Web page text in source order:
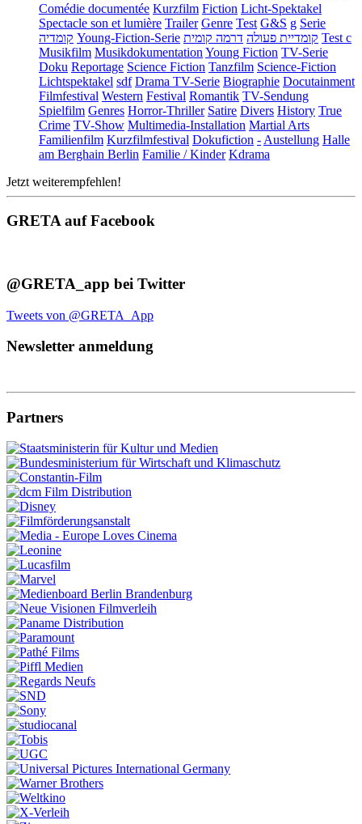
Comédie documentée Kurzfilm Fiction Licht-Spektakel
Spectacle son et lumière Trailer Genre Test G&S g Serie
קומדיה Young-Fiction-Serie קומדיית פעולה דרמה קומית
Test c
Musikfilm Musikdokumentation Young Fiction TV-Serie
Doku Reportage Science Fiction Tanzfilm Science-Fiction
Lichtspektakel sdf Drama TV-Serie Biographie Docutainment
Filmfestival Western Festival Romantik TV-Sendung
Spielfilm Genres Horror-Thriller Satire Divers History True
Crime TV-Show Multimedia-Installation Martial Arts
Familienfilm Kurzfilmfestival Dokufiction - Austellung Halle
am Berghain Berlin Familie / Kinder Kdrama
Jetzt weiterempfehlen!
GRETA auf Facebook
@GRETA_app bei Twitter
Tweets von @GRETA_App
Newsletter anmeldung
Partners